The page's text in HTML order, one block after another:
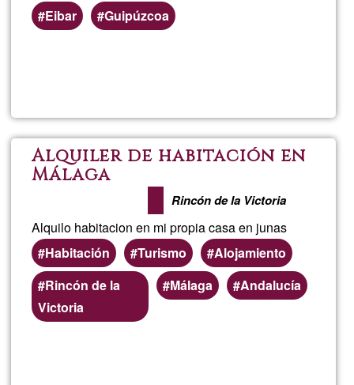
Eibar
Guipúzcoa
Pilar.Art
Alquiler de habitación en
Málaga
Rincón de la Victoria
Alquilo habitacion en mi propia casa en junas
Habitación
Turismo
Alojamiento
Áreas
de
servicio
Rincón de la
Victoria
Málaga Andalucía